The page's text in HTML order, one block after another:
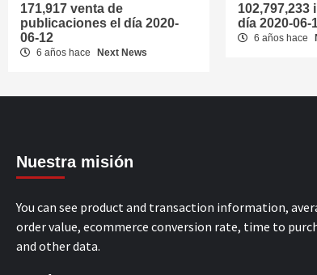
171,917 venta de
publicaciones el día 2020-
06-12
6 años hace Next News
102,797,233
día 2020-06-
6 años hace
Nuestra misión
You can see product and transaction information,
order value, ecommerce conversion rate, time to
and other data.